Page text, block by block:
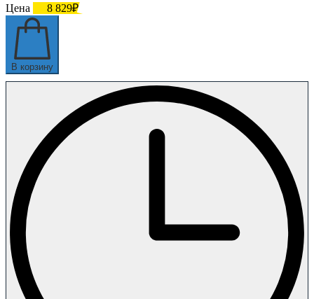
Цена
8 829₽
В корзину